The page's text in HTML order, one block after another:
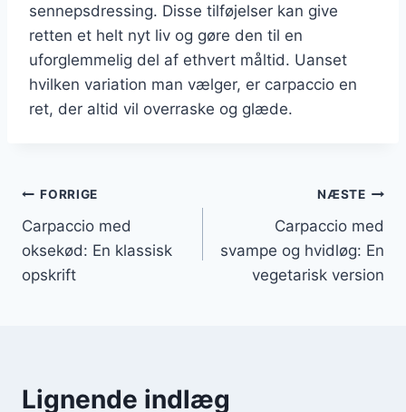
sennepsdressing. Disse tilføjelser kan give
retten et helt nyt liv og gøre den til en
uforglemmelig del af ethvert måltid. Uanset
hvilken variation man vælger, er carpaccio en
ret, der altid vil overraske og glæde.
Indlægsnavigation
FORRIGE
Carpaccio med
oksekød: En klassisk
opskrift
NÆSTE
Carpaccio med
svampe og hvidløg: En
vegetarisk version
Lignende indlæg